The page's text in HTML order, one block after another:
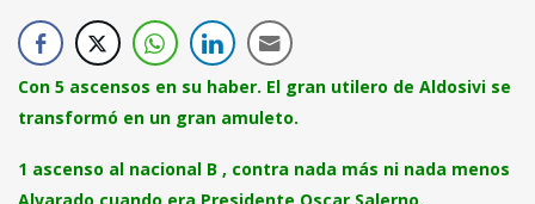
Con 5 ascensos en su haber. El gran utilero de Aldosivi se
transformó en un gran amuleto.
1 ascenso al nacional B , contra nada más ni nada menos